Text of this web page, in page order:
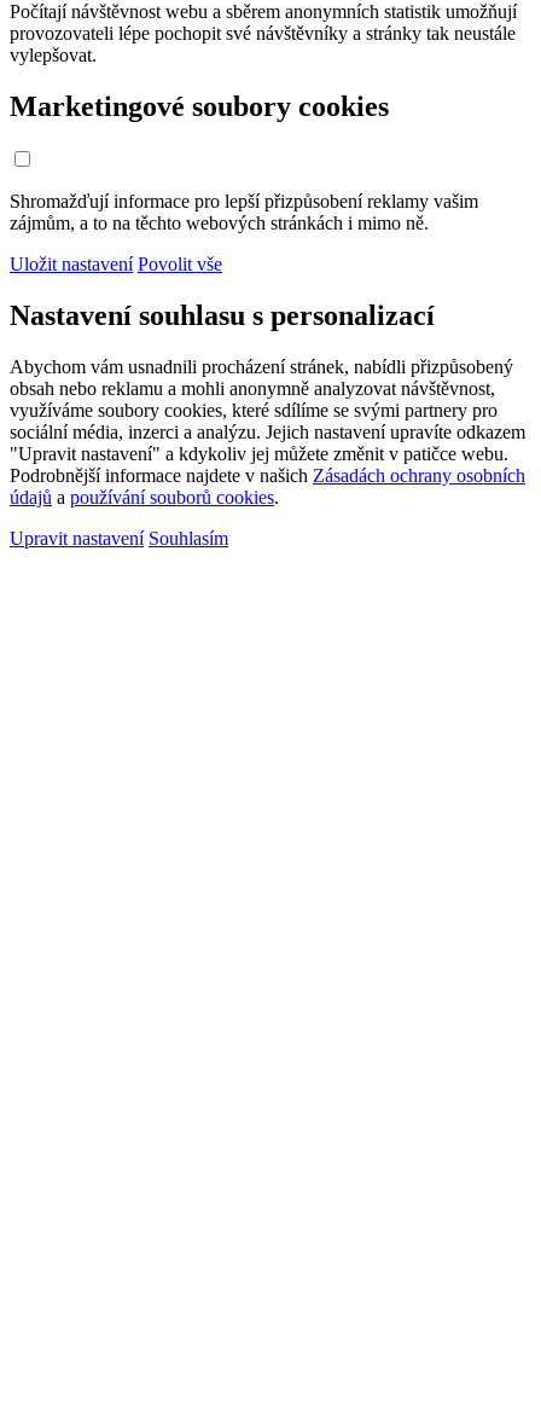
Počítají návštěvnost webu a sběrem anonymních statistik umožňují
provozovateli lépe pochopit své návštěvníky a stránky tak neustále
vylepšovat.
Marketingové soubory cookies
Shromažďují informace pro lepší přizpůsobení reklamy vašim
zájmům, a to na těchto webových stránkách i mimo ně.
Uložit nastavení Povolit vše
Nastavení souhlasu s personalizací
Abychom vám usnadnili procházení stránek, nabídli přizpůsobený
obsah nebo reklamu a mohli anonymně analyzovat návštěvnost,
využíváme soubory cookies, které sdílíme se svými partnery pro
sociální média, inzerci a analýzu. Jejich nastavení upravíte odkazem
"Upravit nastavení" a kdykoliv jej můžete změnit v patičce webu.
Podrobnější informace najdete v našich Zásadách ochrany osobních
údajů a používání souborů cookies.
Upravit nastavení Souhlasím